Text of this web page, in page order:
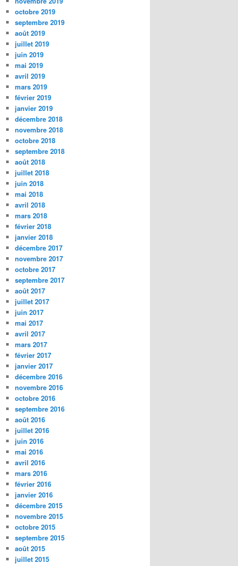
octobre 2019
septembre 2019
août 2019
juillet 2019
juin 2019
mai 2019
avril 2019
mars 2019
février 2019
janvier 2019
décembre 2018
novembre 2018
octobre 2018
septembre 2018
août 2018
juillet 2018
juin 2018
mai 2018
avril 2018
mars 2018
février 2018
janvier 2018
décembre 2017
novembre 2017
octobre 2017
septembre 2017
août 2017
juillet 2017
juin 2017
mai 2017
avril 2017
mars 2017
février 2017
janvier 2017
décembre 2016
novembre 2016
octobre 2016
septembre 2016
août 2016
juillet 2016
juin 2016
mai 2016
avril 2016
mars 2016
février 2016
janvier 2016
décembre 2015
novembre 2015
octobre 2015
septembre 2015
août 2015
juillet 2015